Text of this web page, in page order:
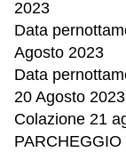
2023
Data
Agosto 2023
Data
20 Agosto 2023
Colazione 21